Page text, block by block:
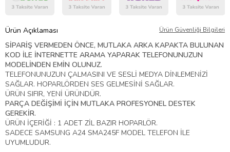
Ürün Açıklaması Ürün Güvenliği Bilgileri
SİPARİŞ VERMEDEN ÖNCE, MUTLAKA ARKA KAPAKTA BULUNAN
KOD İLE İNTERNETTE ARAMA YAPARAK TELEFONUNUZUN
MODELİNDEN EMİN OLUNUZ.
TELEFONUNUZUN ÇALMASINI VE SESLİ MEDYA DİNLEMENİZİ
SAĞLAR. HOPARLÖRDEN SES GELMESİNİ SAĞLAR.
ÜRÜN SIFIR, YENİ ÜRÜNDÜR.
PARÇA DEĞİŞİMİ İÇİN MUTLAKA PROFESYONEL DESTEK
GEREKİR.
ÜRÜN İÇERİĞİ : 1 ADET ZİL BAZIR HOPARLÖR.
SADECE SAMSUNG A24 SMA245F MODEL TELEFON İLE
UYUMLUDUR.